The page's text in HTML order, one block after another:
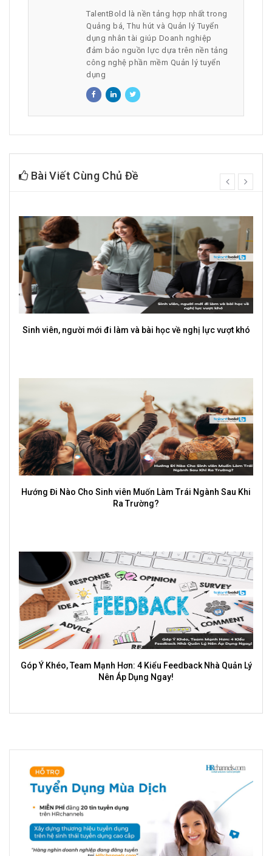
TalentBold là nền tảng hợp nhất trong
Quảng bá, Thu hút và Quản lý Tuyển
dụng nhân tài giúp Doanh nghiệp
đảm bảo nguồn lực dựa trên nền tảng
công nghệ phần mềm Quản lý tuyển
dụng
Bài Viết Cùng Chủ Đề
mới đi làm và bài học về nghị lực vượt khó
Sinh viên Muốn Làm Trái Ngành Sau Khi
Mạnh Hơn: 4 Kiểu Feedback Nhà Quản Lý
Nên Áp Dụng Ngay!
Freelancer là gì?
Top Ngành Gen Z
prev
next